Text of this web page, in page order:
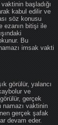
başladığı
kabul edilir ve
söz konusu
ezanın bitişi ile
Bu
imsak vakti
görülür, yalancı
ve
gerçek
namazı vaktinin
gerçek şafak
devam eder.